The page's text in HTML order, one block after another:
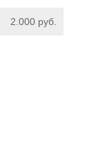
2.000 руб.